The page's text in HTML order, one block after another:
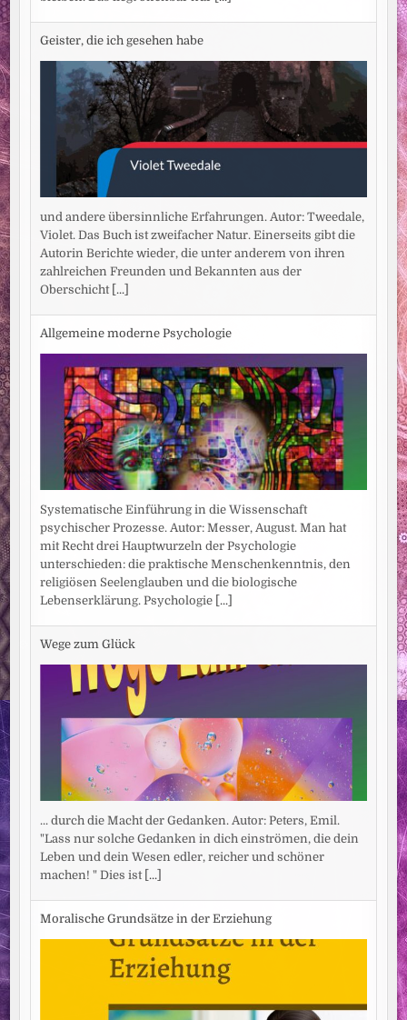
Geister, die ich gesehen habe
und andere übersinnliche Erfahrungen. Autor: Tweedale,
Violet. Das Buch ist zweifacher Natur. Einerseits gibt die
Autorin Berichte wieder, die unter anderem von ihren
zahlreichen Freunden und Bekannten aus der
Oberschicht [...]
Allgemeine moderne Psychologie
Systematische Einführung in die Wissenschaft
psychischer Prozesse. Autor: Messer, August. Man hat
mit Recht drei Hauptwurzeln der Psychologie
unterschieden: die praktische Menschenkenntnis, den
religiösen Seelenglauben und die biologische
Lebenserklärung. Psychologie [...]
Wege zum Glück
... durch die Macht der Gedanken. Autor: Peters, Emil.
"Lass nur solche Gedanken in dich einströmen, die dein
Leben und dein Wesen edler, reicher und schöner
machen! " Dies ist [...]
Moralische Grundsätze in der Erziehung